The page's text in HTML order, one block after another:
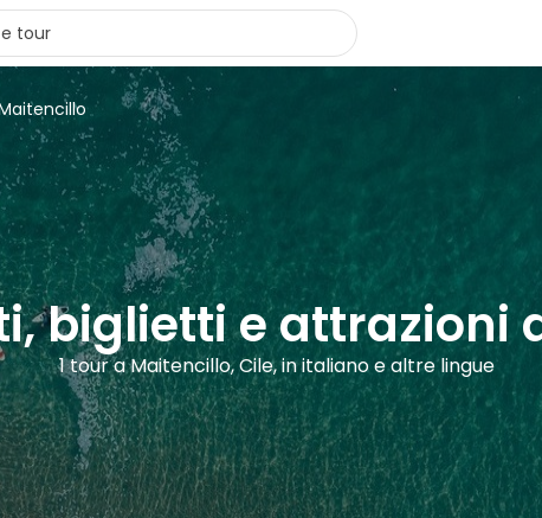
biglietti e attrazioni
1 tour a Maitencillo, Cile, in italiano e altre lingue